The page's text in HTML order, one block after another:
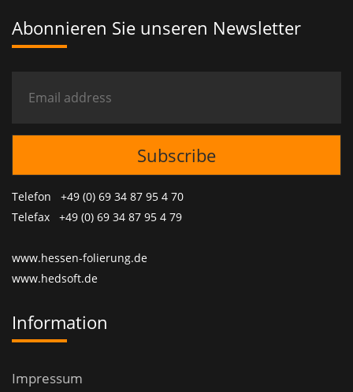
Abonnieren Sie unseren Newsletter
Telefon +49 (0) 69 34 87 95 4 70
Telefax +49 (0) 69 34 87 95 4 79
www.hessen-folierung.de
www.hedsoft.de
Information
Impressum